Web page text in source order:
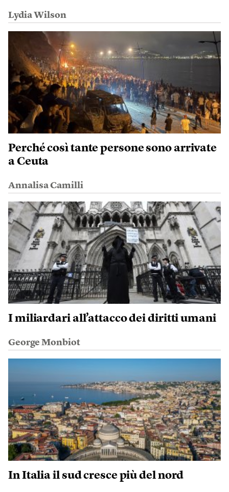
Lydia Wilson
Perché così tante persone sono arrivate
a Ceuta
Annalisa Camilli
I miliardari all’attacco dei diritti umani
George Monbiot
In Italia il sud cresce più del nord